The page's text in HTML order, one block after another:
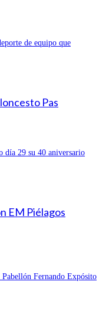
de equipo que
Pas
día 29 su 40 aniversario
EM Piélagos
Fernando Expósito